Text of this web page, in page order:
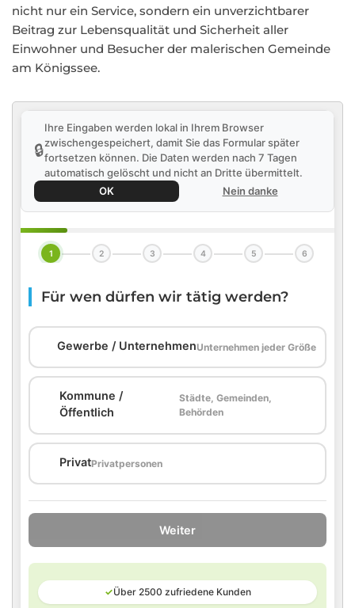
nicht nur ein Service, sondern ein unverzichtbarer
Beitrag zur Lebensqualität und Sicherheit aller
Einwohner und Besucher der malerischen Gemeinde
am Königssee.
🔒
Ihre Eingaben werden lokal in Ihrem Browser
zwischengespeichert, damit Sie das Formular später
fortsetzen können. Die Daten werden nach 7 Tagen
automatisch gelöscht und nicht an Dritte übermittelt.
OK
Nein danke
1 2 3 4 5 6
Für wen dürfen wir tätig werden?
Gewerbe / UnternehmenUnternehmen jeder Größe
Kommune /
Öffentlich
Städte, Gemeinden,
Behörden
PrivatPrivatpersonen
Weiter
✓Über 2500 zufriedene Kunden